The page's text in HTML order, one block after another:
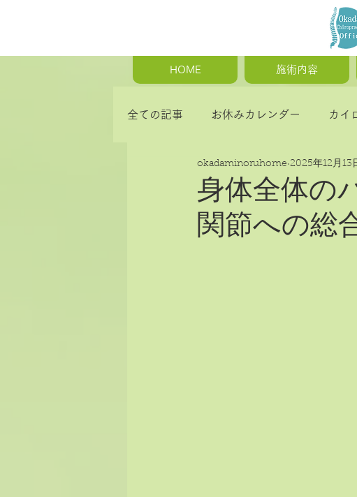
HOME 施術内容
全ての記事 お休みカレンダー カイ
首の痛み・肩こり・背中の痛み 猫
骨盤矯正・産後の骨盤矯正 慢性疲
身体全体の
関節への総
okadaminoruhome 2025年12月13